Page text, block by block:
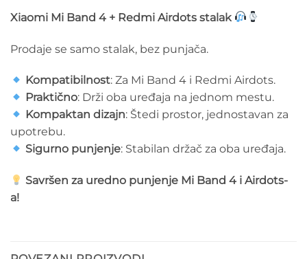
Xiaomi Mi Band 4 + Redmi Airdots stalak
Prodaje se samo stalak, bez punjača.
Kompatibilnost: Za Mi Band 4 i Redmi Airdots.
Praktično: Drži oba uređaja na jednom mestu.
Kompaktan dizajn: Štedi prostor, jednostavan za
upotrebu.
Sigurno punjenje: Stabilan držač za oba uređaja.
Savršen za uredno punjenje Mi Band 4 i Airdots-
a!